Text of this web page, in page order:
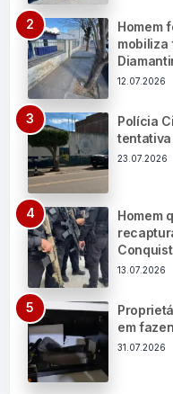
Homem
mobiliza
12.07.2026
Polícia
tentativa
23.07.2026
Homem
13.07.2026
em
31.07.2026